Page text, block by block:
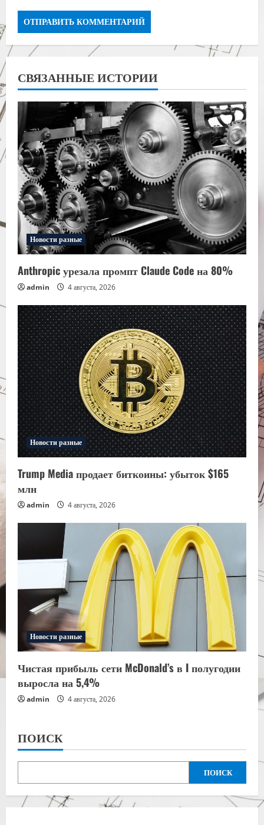
СВЯЗАННЫЕ ИСТОРИИ
Новости разные
Anthropic урезала промпт Claude Code на 80%
admin 4 августа, 2026
Новости разные
Trump Media продает биткоины: убыток $165
млн
admin 4 августа, 2026
Новости разные
Чистая прибыль сети McDonald’s в I полугодии
выросла на 5,4%
admin 4 августа, 2026
ПОИСК
ПОИСК